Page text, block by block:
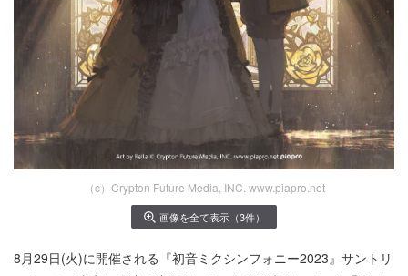
（c）Crypton Future Media, INC. www.piapro.net
画像を全て表示（3件）
8月29日(火)に開催される『初音ミクシンフォニー2023』サントリ